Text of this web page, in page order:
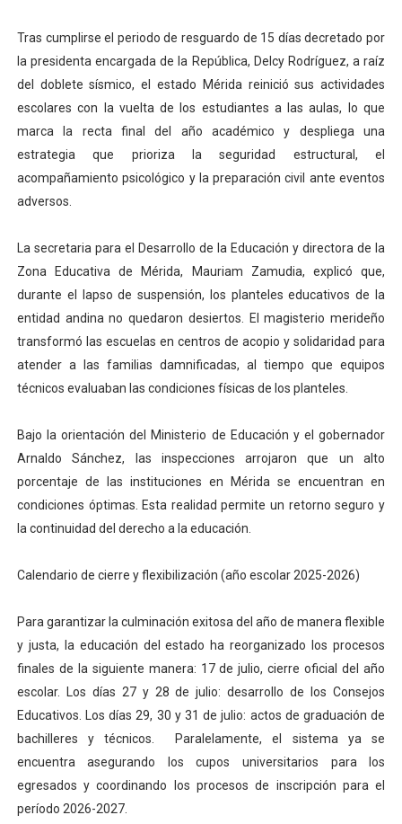
Iniciación al yoga reúne a diversos clubes deportivos
Mincomunas impulsa el autogobierno en Mérida con
Expertos inspeccionan espacios del OAN para la
Tras cumplirse el periodo de resguardo de 15 días decretado por
la presidenta encargada de la República, Delcy Rodríguez, a raíz
del doblete sísmico, el estado Mérida reinició sus actividades
escolares con la vuelta de los estudiantes a las aulas, lo que
marca la recta final del año académico y despliega una
estrategia que prioriza la seguridad estructural, el
acompañamiento psicológico y la preparación civil ante eventos
adversos.
‎La secretaria para el Desarrollo de la Educación y directora de la
Zona Educativa de Mérida, Mauriam Zamudia, explicó que,
durante el lapso de suspensión, los planteles educativos de la
entidad andina no quedaron desiertos. El magisterio merideño
transformó las escuelas en centros de acopio y solidaridad para
atender a las familias damnificadas, al tiempo que equipos
técnicos evaluaban las condiciones físicas de los planteles.
‎Bajo la orientación del Ministerio de Educación y el gobernador
Arnaldo Sánchez, las inspecciones arrojaron que un alto
porcentaje de las instituciones en Mérida se encuentran en
condiciones óptimas. Esta realidad permite un retorno seguro y
la continuidad del derecho a la educación.
‎Calendario de cierre y flexibilización (año escolar 2025-2026)
‎Para garantizar la culminación exitosa del año de manera flexible
y justa, la educación del estado ha reorganizado los procesos
finales de la siguiente manera: 17 de julio, cierre oficial del año
escolar. Los días 27 y 28 de julio: desarrollo de los Consejos
Educativos. Los días 29, 30 y 31 de julio: actos de graduación de
bachilleres y técnicos. Paralelamente, el sistema ya se
encuentra asegurando los cupos universitarios para los
egresados y coordinando los procesos de inscripción para el
período 2026-2027.